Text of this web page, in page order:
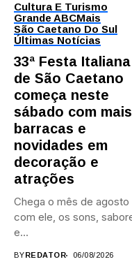
Cultura E Turismo
Grande ABCMais
São Caetano Do Sul
Últimas Notícias
33ª Festa Italiana
de São Caetano
começa neste
sábado com mais
barracas e
novidades em
decoração e
atrações
Chega o mês de agosto
com ele, os sons,
e...
BYREDATOR 06/08/2026